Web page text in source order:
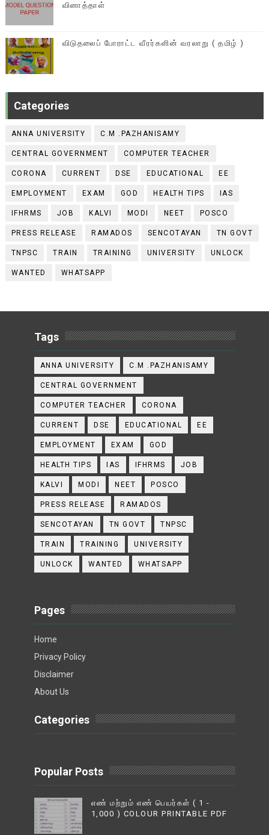
வினாத்தாள்
விடுதலைப் போராட்ட வீரர்களின் வரலாறு ( தமிழ் )
Categories
ANNA UNIVERSITY C.M .PAZHANISAMY
CENTRAL GOVERNMENT COMPUTER TEACHER
CORONA CURRENT DSE EDUCATIONAL EE
EMPLOYMENT EXAM GOD HEALTH TIPS IAS
IFHRMS JOB KALVI MODI NEET POSCO
PRESS RELEASE RAMADOS SENCOTAYAN TN GOVT
TNPSC TRAIN TRAINING UNIVERSITY UNLOCK
WANTED WHATSAPP
Tags
ANNA UNIVERSITY C.M .PAZHANISAMY
CENTRAL GOVERNMENT
COMPUTER TEACHER CORONA
CURRENT DSE EDUCATIONAL EE
EMPLOYMENT EXAM GOD
HEALTH TIPS IAS IFHRMS JOB
KALVI MODI NEET POSCO
PRESS RELEASE RAMADOS
SENCOTAYAN TN GOVT TNPSC
TRAIN TRAINING UNIVERSITY
UNLOCK WANTED WHATSAPP
Pages
Home
Privacy Policy
Disclaimer
About Us
Categories
Popular Posts
எண் மற்றும் எண் பெயர்கள் ( 1 -
1,000 ) COLOUR PRINTABLE PDF